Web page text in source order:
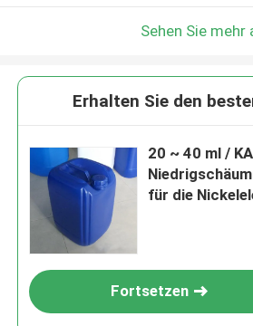
Sehen Sie mehr
Erhalten Sie den
20 ~ 40 ml /
für die
Fortsetzen